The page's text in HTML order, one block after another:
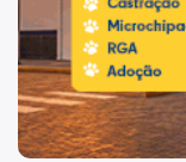
Redes Sociais
Relatórios Anuais
Instrutores
Biblioteca